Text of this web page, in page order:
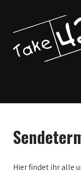
Hier findet ihr alle